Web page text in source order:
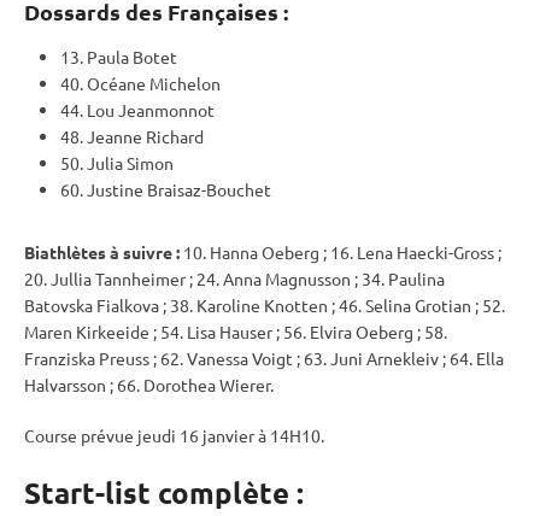
Dossards des Françaises :
13. Paula Botet
40. Océane Michelon
44. Lou Jeanmonnot
48. Jeanne Richard
50. Julia Simon
60. Justine Braisaz-Bouchet
Biathlètes à suivre : 10. Hanna Oeberg ; 16. Lena Haecki-Gross ;
20. Jullia Tannheimer ; 24. Anna Magnusson ; 34. Paulina
Batovska Fialkova ; 38. Karoline Knotten ; 46. Selina Grotian ; 52.
Maren Kirkeeide ; 54. Lisa Hauser ; 56. Elvira Oeberg ; 58.
Franziska Preuss ; 62. Vanessa Voigt ; 63. Juni Arnekleiv ; 64. Ella
Halvarsson ; 66. Dorothea Wierer.
Course prévue jeudi 16 janvier à 14H10.
Start-list complète :